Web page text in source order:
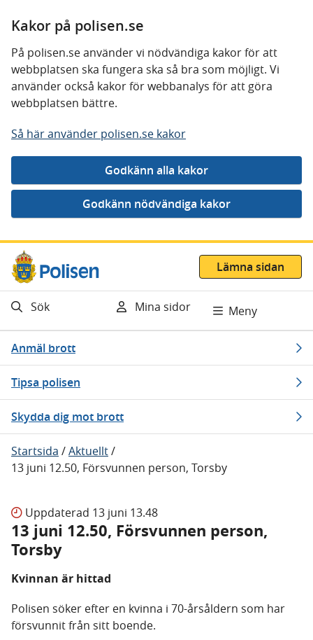
Kakor på polisen.se
På polisen.se använder vi nödvändiga kakor för att
webbplatsen ska fungera ska så bra som möjligt. Vi
använder också kakor för webbanalys för att göra
webbplatsen bättre.
Så här använder polisen.se kakor
Gå direkt till innehåll
Lämna sidan
Sök Mina sidor Meny
Anmäl brott
Tipsa polisen
Skydda dig mot brott
Startsida /Aktuellt/
13 juni 12.50, Försvunnen person, Torsby
Uppdaterad 13 juni 13.48
13 juni 12.50, Försvunnen person,
Torsby
Kvinnan är hittad
Polisen söker efter en kvinna i 70-årsåldern som har
försvunnit från sitt boende.